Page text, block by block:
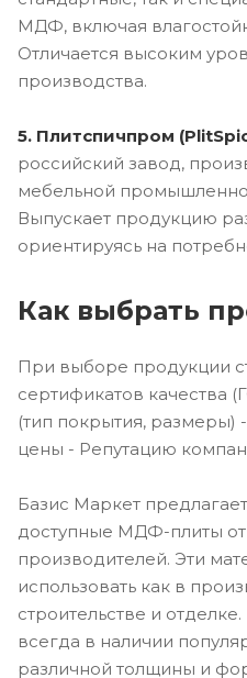
МДФ, включая
Отличается высоким
производства.
5. Плитспичпром
российский завод,
мебельной
Выпускает продукцию
ориентируясь на
Как выбрать
При выборе продукции
сертификатов качества
(тип покрытия, размеры)
цены - Репутацию
Базис Маркет
доступные МДФ-плиты
производителей. Эти
использовать как в
строительстве и
всегда в наличии
различной толщины и